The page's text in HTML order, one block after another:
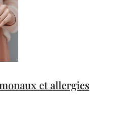
et allergies